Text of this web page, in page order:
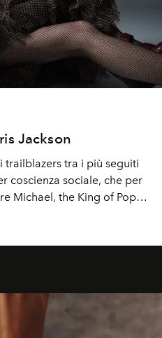
Jackson
trailblazers tra i più seguiti
coscienza sociale, che per
Michael, the King of Pop,
in un mondo di